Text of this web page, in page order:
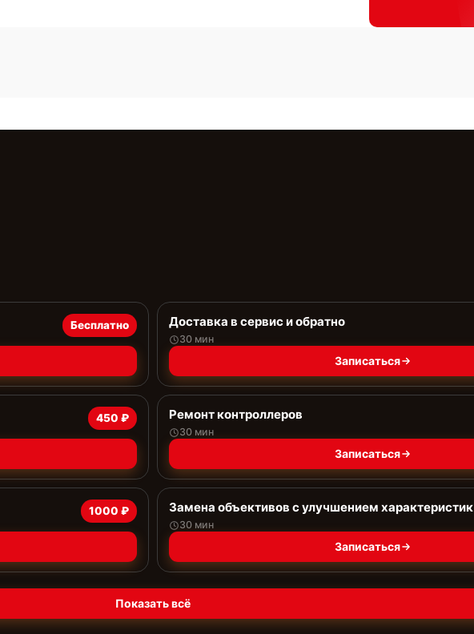
Бесплатно Доставка в сервис и обратно
30 мин
Записаться
450 ₽ Ремонт контроллеров
30 мин
Записаться
1000 ₽ Замена объективов с улучшением характеристик
30 мин
Записаться
Показать всё